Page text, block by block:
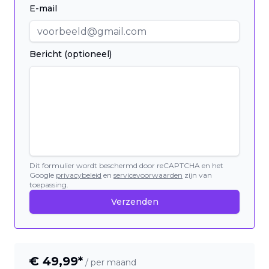
E-mail
Bericht (optioneel)
Dit formulier wordt beschermd door reCAPTCHA en het
Google privacybeleid en servicevoorwaarden zijn van
toepassing.
Verzenden
€ 49,99* / per maand